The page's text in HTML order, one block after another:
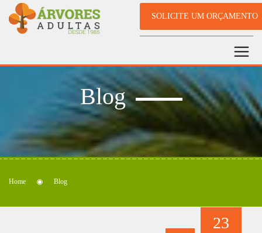
SOLICITE UM ORÇAMENTO
Blog
Home Blog
23